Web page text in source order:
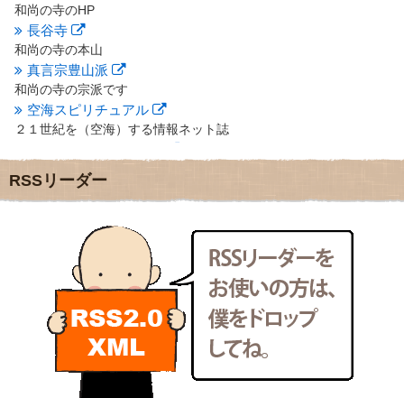
2012年7月(10)
2012年6月
2012年5月(16)
2012年4月 (16)
2012年3月(17)
2012年2月(20)
2012年1月(25)
2011年11月(28)
2011年10月(31)
2011年9月(24)
2011年7月(18)
2011年6月
2011年5月
(15)
2011年4月(17)
2011年3月(15)
2011年2月
2011年1月(22)
2010年12月(21)
2010年11月
和尚の寺のHP
長谷寺
和尚の寺の本山
真言宗豊山派
和尚の寺の宗派です
空海スピリチュアル
２１世紀を（空海）する情報ネット誌
地域のライターさんです
小豆島 圓満寺
新聞屋の道具箱
新聞社で使われる用語の解説など
makotoさんの御符内巡礼記
東京の巡礼記です
POLYHEDON
いろいろなことが書いてあるよ
bunchan
あちこち行って！
目白鍼灸院
RSSリーダー